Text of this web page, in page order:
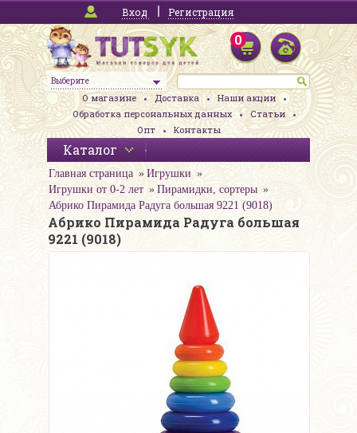
Вход Регистрация
Выберите
0
О магазине Доставка
Наши акции
Обработка персональных данных
Статьи
Опт
Контакты
Каталог
Главная страница
Игрушки
Игрушки от 0-2 лет
Пирамидки, сортеры
Абрико Пирамида Радуга большая 9221 (9018)
Абрико Пирамида Радуга большая
9221 (9018)